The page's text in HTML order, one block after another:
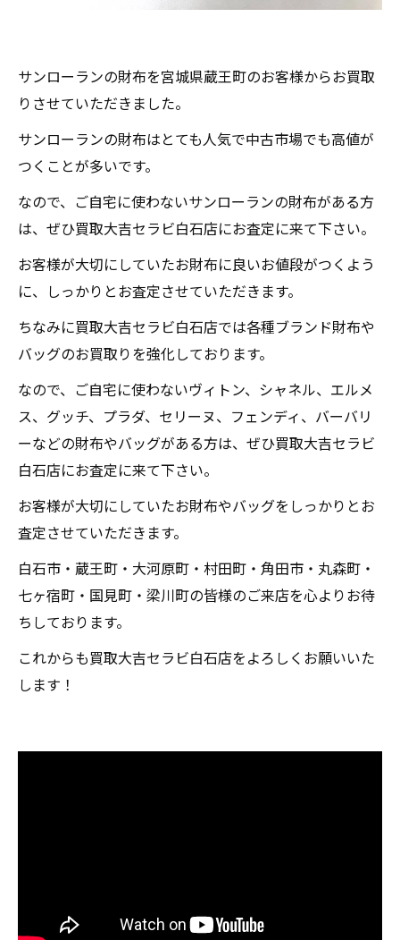
サンローランの財布を宮城県蔵王町のお客様からお買取
りさせていただきました。
サンローランの財布はとても人気で中古市場でも高値が
つくことが多いです。
なので、ご自宅に使わないサンローランの財布がある方
は、ぜひ買取大吉セラビ白石店にお査定に来て下さい。
お客様が大切にしていたお財布に良いお値段がつくよう
に、しっかりとお査定させていただきます。
ちなみに買取大吉セラビ白石店では各種ブランド財布や
バッグのお買取りを強化しております。
なので、ご自宅に使わないヴィトン、シャネル、エルメ
ス、グッチ、プラダ、セリーヌ、フェンディ、バーバリ
ーなどの財布やバッグがある方は、ぜひ買取大吉セラビ
白石店にお査定に来て下さい。
お客様が大切にしていたお財布やバッグをしっかりとお
査定させていただきます。
白石市・蔵王町・大河原町・村田町・角田市・丸森町・
七ヶ宿町・国見町・梁川町の皆様のご来店を心よりお待
ちしております。
これからも買取大吉セラビ白石店をよろしくお願いいた
します！